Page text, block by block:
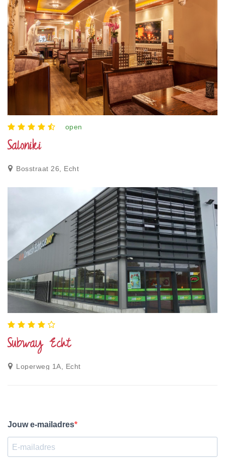
open
Saloniki
Bosstraat 26, Echt
Subway Echt
Loperweg 1A, Echt
Jouw e-mailadres